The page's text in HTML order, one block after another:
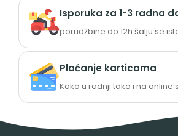
Isporuka za 1-3 radna
porudžbine do 12h šalju se
Plaćanje karticama
Kako u radnji tako i na online